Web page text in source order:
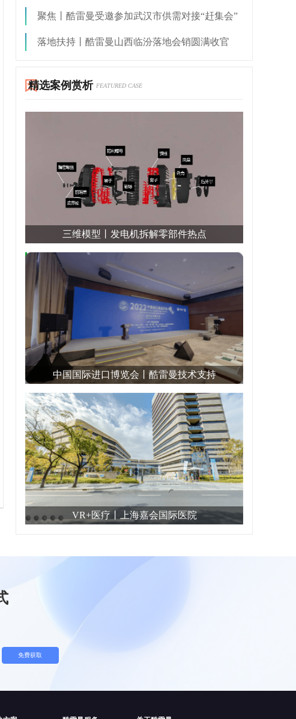
聚焦丨酷雷曼受邀参加武汉市供需对接“赶集会”
落地扶持丨酷雷曼山西临汾落地会销圆满收官
精选案例赏析 FEATURED CASE
三维模型丨发电机拆解零部件热点
中国国际进口博览会丨酷雷曼技术支持
VR+医疗丨上海嘉会国际医院
免费获取